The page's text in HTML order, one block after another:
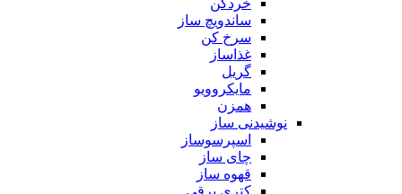
ساندویچ ساز
سرخ کن
غذاساز
گریل
مایکروویو
همزن
نوشیدنی ساز
اسپرسوساز
چای ساز
قهوه ساز
کتری برقی